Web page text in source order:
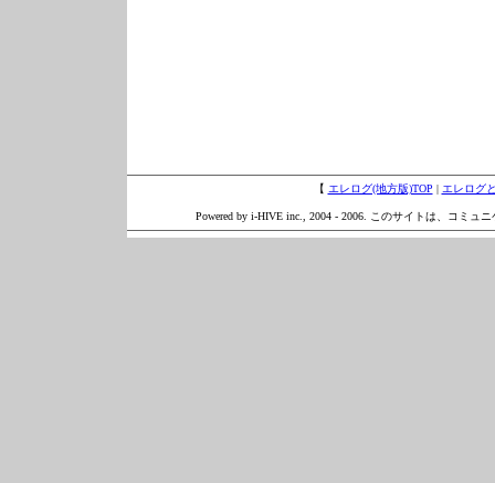
【 エレログ(地方版)TOP | エレログ
Powered by i-HIVE inc., 2004 - 2006. このサイトは、コミュ